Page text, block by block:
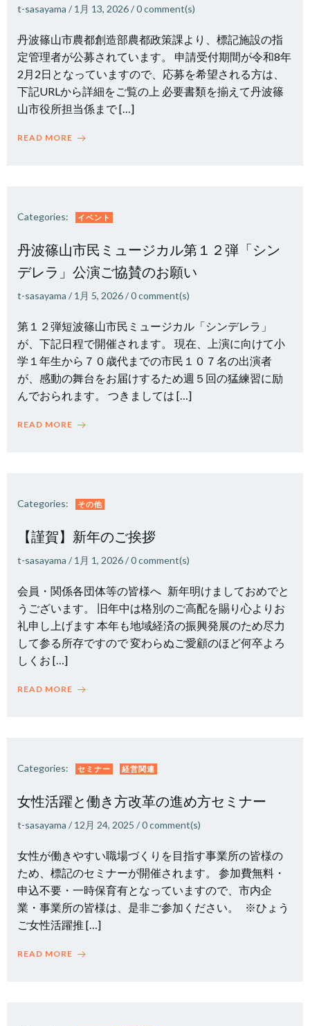
t-sasayama / 1月 13, 2026/0comment(s)
丹波篠山市農都創造部農都政策課より、標記施設の指
定管理者が公募されています。 申請受付期間が令和8年
2月2日となっていますので、応募を希望される方は、
下記URLから詳細をご覧の上 必要書類を揃えて丹波篠
山市役所担当係まで […]
READ MORE
Categories: イベント
丹波篠山市民ミュージカル第１２弾「シン
デレラ」公演ご協賛のお願い
t-sasayama / 1月 5, 2026/0comment(s)
第１２弾短波篠山市民ミュージカル「シンデレラ」
が、下記日程で開催されます。 現在、上演に向けて小
学１年生から７０歳代までの市民１０７名の出演者
が、感動の舞台をお届けするため週５回の猛練習に励
んでおられます。 つきましては […]
READ MORE
Categories: その他
【謹賀】新年のご挨拶
t-sasayama / 1月 1, 2026/0comment(s)
会員・関係各団体等の皆様へ 新年明けましておめでと
うございます。 旧年中は格別のご高配を賜り心よりお
礼申し上げます 本年も地域経済の振興発展のため尽力
して参る所存ですので 変わらぬご愛顧のほど何卒よろ
しくお […]
READ MORE
Categories: セミナー 経営関連
女性活躍と働き方改革の進め方セミナー
t-sasayama / 12月 24, 2025 /0comment(s)
女性が働きやすい職場づくりを目指す事業所の皆様の
ため、標記のセミナーが開催されます。 参加費無料・
申込不要・一時保育有となっていますので、市内企
業・事業所の皆様は、是非ご参加ください。 ※ひょう
ご女性活躍推 […]
READ MORE